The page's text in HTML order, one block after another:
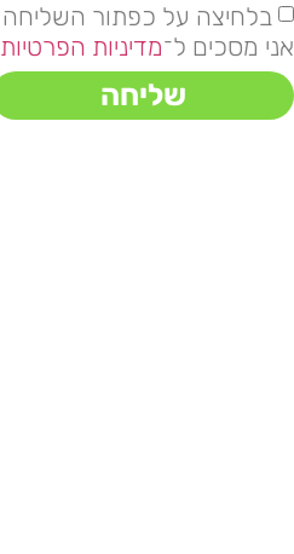
בלחיצה על כפתור השליחה
אני מסכים ל־מדיניות הפרטיות
שליחה